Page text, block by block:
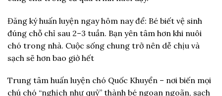
Đăng ký huấn luyện ngay hôm nay để: Bé biết vệ sinh
đúng chỗ chỉ sau 2–3 tuần. Bạn yên tâm hơn khi nuôi
chó trong nhà. Cuộc sống chung trở nên dễ chịu và
sạch sẽ hơn bao giờ hết
Trung tâm huấn luyện chó Quốc Khuyển – nơi biến mọi
chú chó “nghịch như quỷ” thành bé ngoan ngoãn, sạch